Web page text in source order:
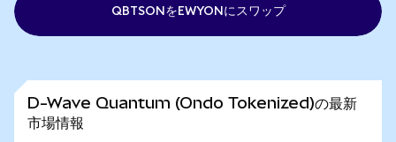
QBTSONをEWYONにスワップ
D-Wave Quantum (Ondo Tokenized)の最新
市場情報